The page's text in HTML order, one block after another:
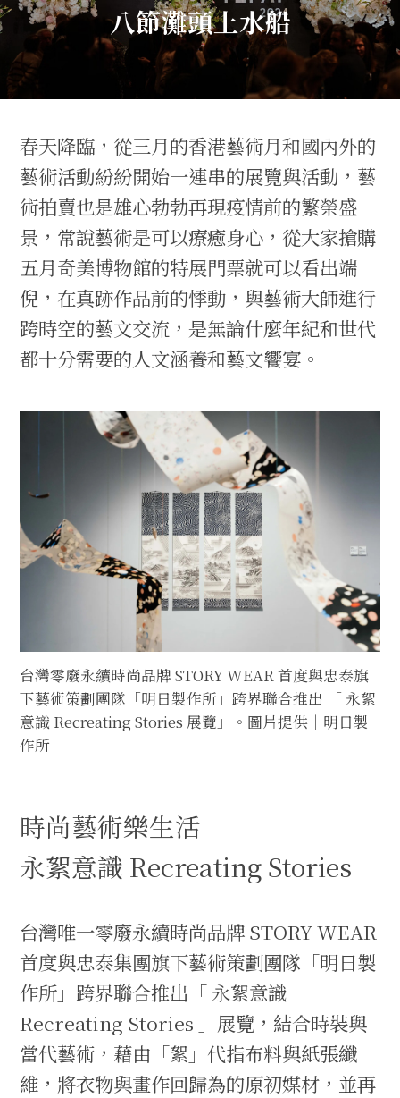
八節灘頭上水船
春天降臨，從三月的香港藝術月和國內外的
藝術活動紛紛開始一連串的展覽與活動，藝
術拍賣也是雄心勃勃再現疫情前的繁榮盛
景，常說藝術是可以療癒身心，從大家搶購
五月奇美博物館的特展門票就可以看出端
倪，在真跡作品前的悸動，與藝術大師進行
跨時空的藝文交流，是無論什麼年紀和世代
都十分需要的人文涵養和藝文饗宴。
台灣零廢永續時尚品牌 STORY WEAR 首度與忠泰旗
下藝術策劃團隊「明日製作所」跨界聯合推出 「 永絮
意識 Recreating Stories 展覽」。圖片提供｜明日製
作所
時尚藝術樂生活
永絮意識 Recreating Stories
台灣唯一零廢永續時尚品牌 STORY WEAR
首度與忠泰集團旗下藝術策劃團隊「明日製
作所」跨界聯合推出「 永絮意識
Recreating Stories 」展覽，結合時裝與
當代藝術，藉由「絮」代指布料與紙張纖
維，將衣物與畫作回歸為的原初媒材，並再